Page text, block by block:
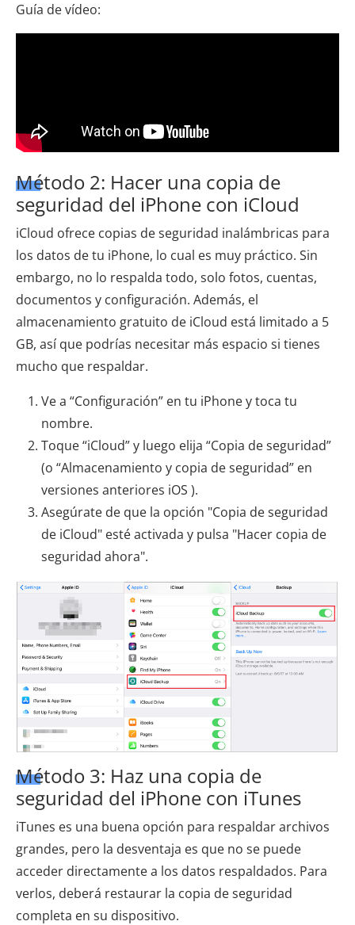
Guía de vídeo:
Método 2: Hacer una copia de
seguridad del iPhone con iCloud
iCloud ofrece copias de seguridad inalámbricas para
los datos de tu iPhone, lo cual es muy práctico. Sin
embargo, no lo respalda todo, solo fotos, cuentas,
documentos y configuración. Además, el
almacenamiento gratuito de iCloud está limitado a 5
GB, así que podrías necesitar más espacio si tienes
mucho que respaldar.
Ve a “Configuración” en tu iPhone y toca tu
nombre.
Toque “iCloud” y luego elija “Copia de seguridad”
(o “Almacenamiento y copia de seguridad” en
versiones anteriores iOS ).
Asegúrate de que la opción "Copia de seguridad
de iCloud" esté activada y pulsa "Hacer copia de
seguridad ahora".
Método 3: Haz una copia de
seguridad del iPhone con iTunes
iTunes es una buena opción para respaldar archivos
grandes, pero la desventaja es que no se puede
acceder directamente a los datos respaldados. Para
verlos, deberá restaurar la copia de seguridad
completa en su dispositivo.